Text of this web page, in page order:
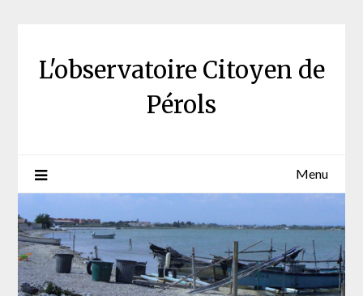
L'observatoire Citoyen de
Pérols
Menu